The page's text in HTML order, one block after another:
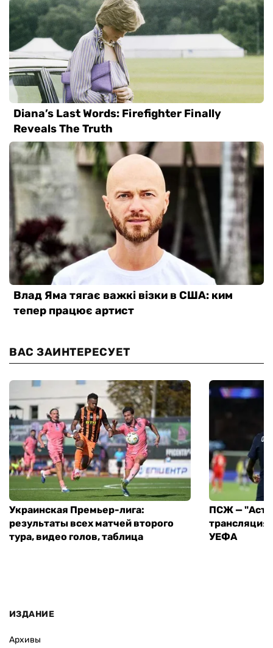
ВАС ЗАИНТЕРЕСУЕТ
Украинская Премьер-лига:
результаты всех матчей второго
тура, видео голов, таблица
ПСЖ —
трансляция
УЕФА
ИЗДАНИЕ
Архивы